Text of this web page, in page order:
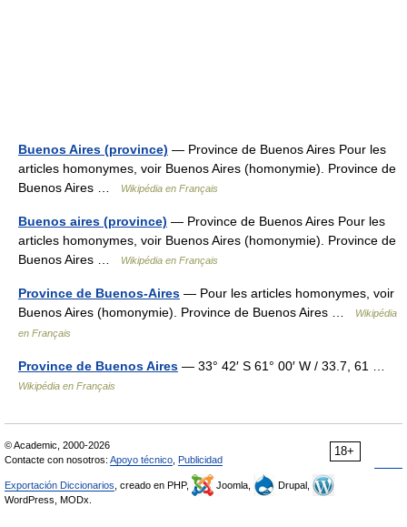
Buenos Aires (province) — Province de Buenos Aires Pour les
articles homonymes, voir Buenos Aires (homonymie). Province de
Buenos Aires …
Wikipédia en Français
Buenos aires (province) — Province de Buenos Aires Pour les
articles homonymes, voir Buenos Aires (homonymie). Province de
Buenos Aires …
Wikipédia en Français
Province de Buenos-Aires — Pour les articles homonymes, voir
Buenos Aires (homonymie). Province de Buenos Aires …
Wikipédia
en Français
Province de Buenos Aires — 33° 42′ S 61° 00′ W / 33.7, 61 …
Wikipédia en Français
18+
© Academic, 2000-2026
Contacte con nosotros: Apoyo técnico Publicidad
Exportación Diccionarios , creado en PHP, Joomla,
Drupal,
WordPress, MODx.